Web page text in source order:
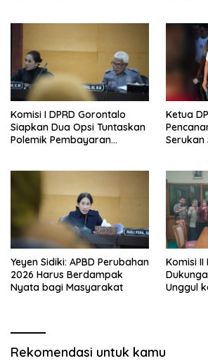
Komisi I DPRD Gorontalo
Siapkan Dua Opsi Tuntaskan
Polemik Pembayaran
Ketua
Serukan
Yeyen Sidiki: APBD Perubahan
2026 Harus Berdampak
Nyata bagi Masyarakat
Komisi
Unggul
Rekomendasi untuk kamu